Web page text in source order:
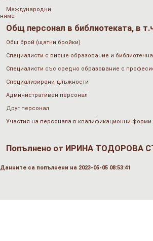
Международни
няма
Общ персонал в библиотеката, в
Общ брой (щатни бройки)
Специалисти с висше образование и
Специалисти със средно образование с
Специализирани длъжности
Административен персонал
Друг персонал
Участия на персонала в квалификационни форми
Попълнено от ИРИНА ТОДОРОВА
Данните са попълнени на 2023-05-05 08:53:41